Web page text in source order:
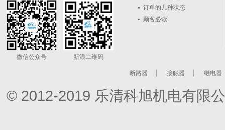
微信公众号 新浪二维码
订单的几种状态
顾客必读
断路器 接触器 继电器
© 2012-2019 乐清科旭机电有限